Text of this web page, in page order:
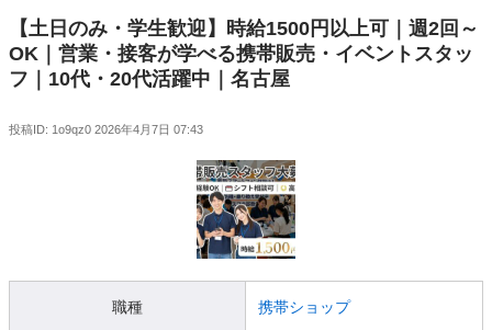
【土日のみ・学生歓迎】時給1500円以上可｜週2回～
OK｜営業・接客が学べる携帯販売・イベントスタッ
フ｜10代・20代活躍中｜名古屋
投稿ID: 1o9qz0 2026年4月7日 07:43
職種 携帯ショップ